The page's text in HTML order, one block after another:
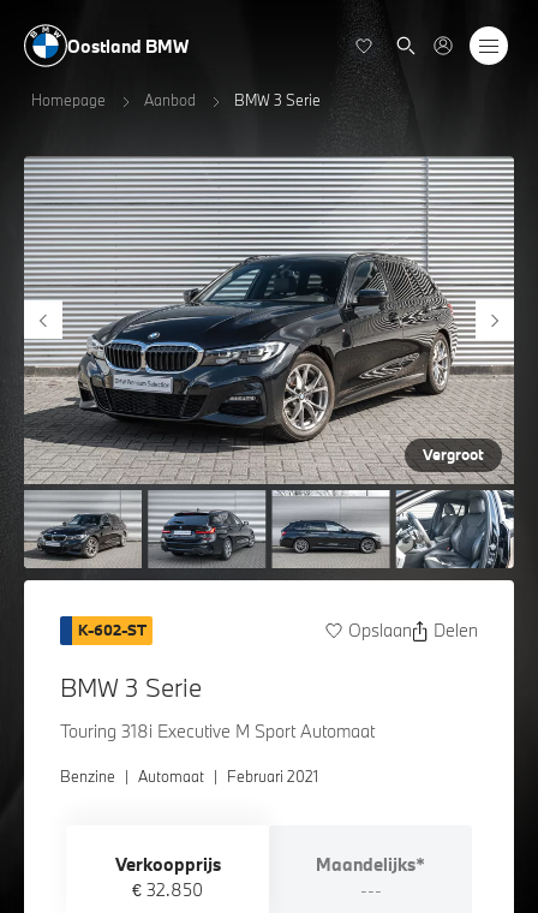
Oostland BMW
Homepage Aanbod BMW 3 Serie
Vergroot
K-602-ST Opslaan Delen
BMW 3 Serie
Touring 318i Executive M Sport Automaat
Benzine | Automaat | Februari 2021
Verkoopprijs
€ 32.850
Maandelijks*
---